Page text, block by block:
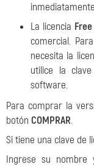
La licencia Free
comercial.
necesita la
utilice la
software.
Para comprar la
botón COMPRAR.
Si tiene una clave de
Ingrese su